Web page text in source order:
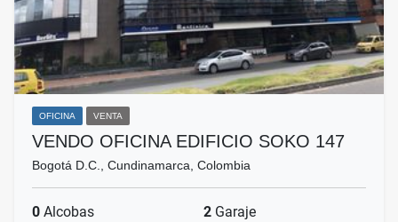
OFICINA VENTA
VENDO OFICINA EDIFICIO SOKO 147
Bogotá D.C., Cundinamarca, Colombia
0 Alcobas 2 Garaje